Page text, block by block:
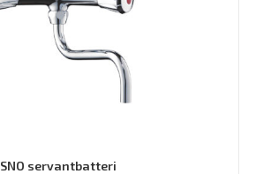
SNO servantbatteri